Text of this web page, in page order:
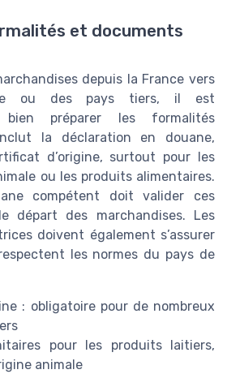
et documents
depuis la France vers
ou des pays tiers, il est
bien préparer les formalités
la déclaration en douane,
d’origine, surtout pour les
ou les produits alimentaires.
compétent doit valider ces
départ des marchandises. Les
doivent également s’assurer
les normes du pays de
: obligatoire pour de nombreux
pour les produits laitiers,
animale